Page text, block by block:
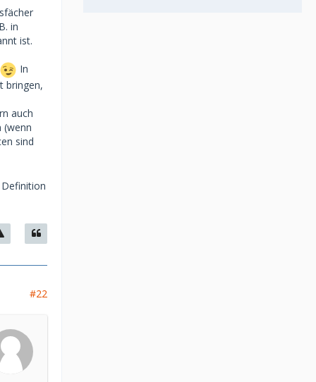
in
ist.
In
bringen,
auch
(wenn
sind
#22